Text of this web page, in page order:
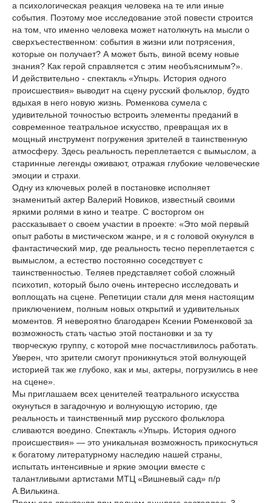
а психологическая реакция человека на те или иные
события. Поэтому мое исследование этой повести строится
на том, что именно человека может натолкнуть на мысли о
сверхъестественном: события в жизни или потрясения,
которые он получает? А может быть, виной всему новые
знания? Как герой справляется с этим необъяснимым?».
И действительно - спектакль «Упырь. История одного
происшествия» выводит на сцену русский фольклор, будто
вдыхая в него новую жизнь. Роменкова сумела с
удивительной точностью встроить элементы преданий в
современное театральное искусство, превращая их в
мощный инструмент погружения зрителей в таинственную
атмосферу. Здесь реальность переплетается с вымыслом, а
старинные легенды оживают, отражая глубокие человеческие
эмоции и страхи.
Одну из ключевых ролей в постановке исполняет
знаменитый актер Валерий Новиков, известный своими
яркими ролями в кино и театре. С восторгом он
рассказывает о своем участии в проекте: «Это мой первый
опыт работы в мистическом жанре, и я с головой окунулся в
фантастический мир, где реальность тесно переплетается с
вымыслом, а естество постоянно соседствует с
таинственностью. Теляев представляет собой сложный
психотип, который было очень интересно исследовать и
воплощать на сцене. Репетиции стали для меня настоящим
приключением, полным новых открытий и удивительных
моментов. Я невероятно благодарен Ксении Роменковой за
возможность стать частью этой постановки и за ту
творческую группу, с которой мне посчастливилось работать.
Уверен, что зрители смогут проникнуться этой волнующей
историей так же глубоко, как и мы, актеры, погрузились в нее
на сцене».
Мы приглашаем всех ценителей театрального искусства
окунуться в загадочную и волнующую историю, где
реальность и таинственный мир русского фольклора
сливаются воедино. Спектакль «Упырь. История одного
происшествия» — это уникальная возможность прикоснуться
к богатому литературному наследию нашей страны,
испытать интенсивные и яркие эмоции вместе с
талантливыми артистами МТЦ «Вишневый сад» п/р
А.Вилькина.